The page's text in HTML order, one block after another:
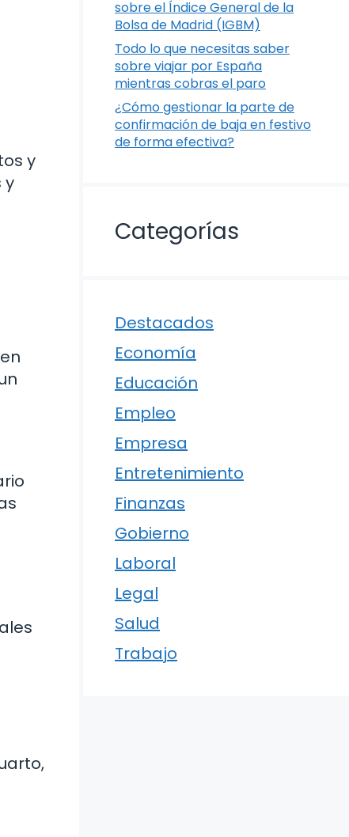
y
y
sobre el Índice General de la
Bolsa de Madrid (IGBM)
Todo lo que necesitas saber
sobre viajar por España
mientras cobras el paro
¿Cómo gestionar la parte de
confirmación de baja en festivo
de forma efectiva?
Categorías
Destacados
Economía
Educación
Empleo
Empresa
Entretenimiento
Finanzas
Gobierno
Laboral
Legal
Salud
Trabajo